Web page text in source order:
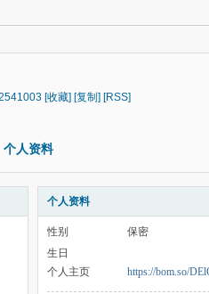
[收藏] [复制] [RSS]
个人资料
个人资料
性别
保密
生日
个人主页
https://bom.so/